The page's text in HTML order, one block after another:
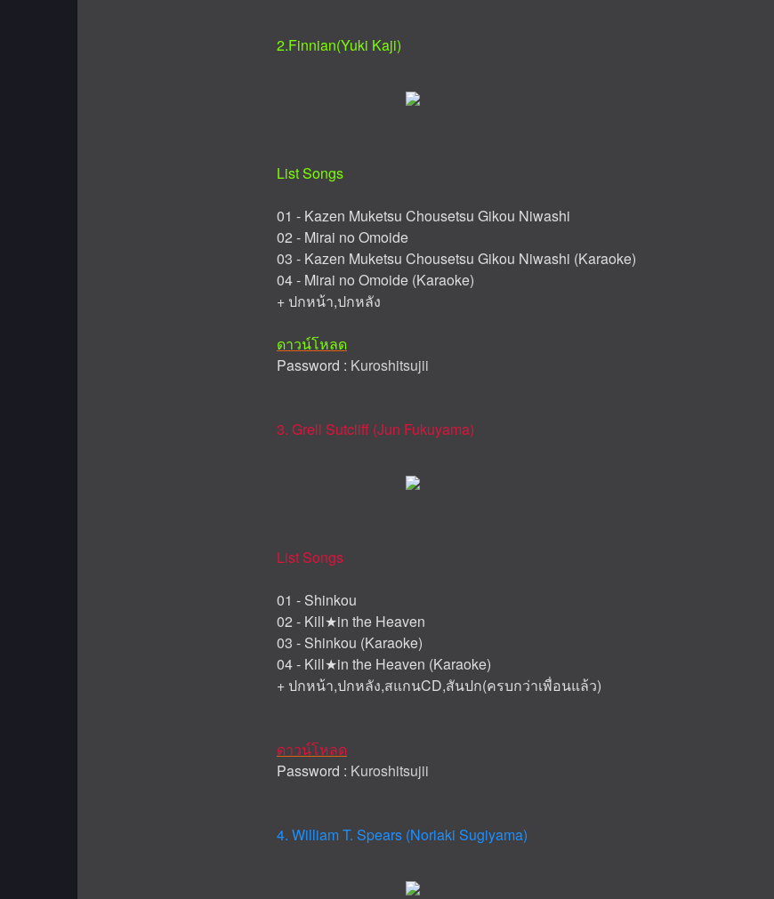
2.Finnian(Yuki Kaji)
List Songs
01 - Kazen Muketsu Chousetsu Gikou Niwashi
02 - Mirai no Omoide
03 - Kazen Muketsu Chousetsu Gikou Niwashi (Karaoke)
04 - Mirai no Omoide (Karaoke)
+ ปกหน้า,ปกหลัง
ดาวน์โหลด
Password : Kuroshitsujii
3. Grell Sutcliff (Jun Fukuyama)
List Songs
01 - Shinkou
02 - Kill★in the Heaven
03 - Shinkou (Karaoke)
04 - Kill★in the Heaven (Karaoke)
+ ปกหน้า,ปกหลัง,สแกนCD,สันปก(ครบกว่าเพื่อนแล้ว)
ดาวน์โหลด
Password : Kuroshitsujii
4. William T. Spears (Noriaki Sugiyama)